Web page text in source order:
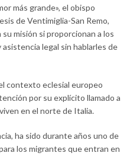
más grande», el obispo
de Ventimiglia-San Remo,
misión si proporcionan a los
legal sin hablarles de
contexto eclesial europeo
por su explícito llamado a
en el norte de Italia.
ha sido durante años uno de
los migrantes que entran en